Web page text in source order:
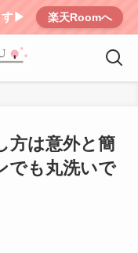
す▶︎ 楽天Roomへ
方は意外と簡
でも丸洗いで